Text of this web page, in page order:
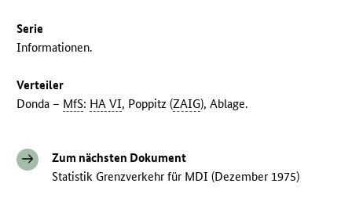
Serie
Informationen.
Verteiler
Donda – MfS: HA VI, Poppitz (ZAIG), Ablage.
Zum nächsten Dokument
Statistik Grenzverkehr für MDI (Dezember 1975)